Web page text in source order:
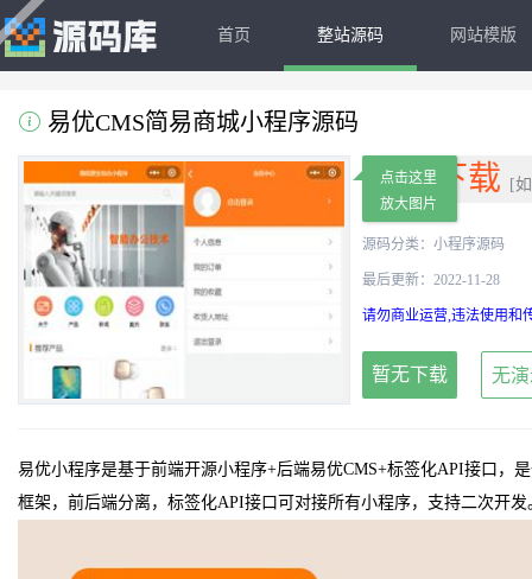
首页 整站源码 网站模版
易优CMS简易商城小程序源码
免费下载 [
源码分类： 小程序源码
最后更新：2022-11-28
请勿商业运营,违法使用和
暂无下载 无
易优小程序是基于前端开源小程序+后端易优CMS+标签化API接口，
框架，前后端分离，标签化API接口可对接所有小程序，支持二次开
点击这里
放大图片